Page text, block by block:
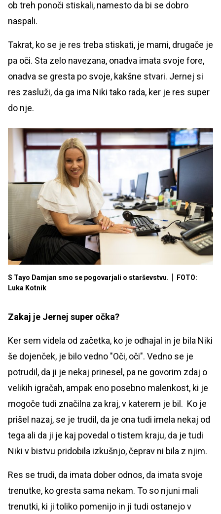
ob treh ponoči stiskali, namesto da bi se dobro
naspali.
Takrat, ko se je res treba stiskati, je mami, drugače je
pa oči. Sta zelo navezana, onadva imata svoje fore,
onadva se gresta po svoje, kakšne stvari. Jernej si
res zasluži, da ga ima Niki tako rada, ker je res super
do nje.
S Tayo Damjan smo se pogovarjali o starševstvu.
FOTO:
Luka Kotnik
Zakaj je Jernej super očka?
Ker sem videla od začetka, ko je odhajal in je bila Niki
še dojenček, je bilo vedno "Oči, oči". Vedno se je
potrudil, da ji je nekaj prinesel, pa ne govorim zdaj o
velikih igračah, ampak eno posebno malenkost, ki je
mogoče tudi značilna za kraj, v katerem je bil. Ko je
prišel nazaj, se je trudil, da je ona tudi imela nekaj od
tega ali da ji je kaj povedal o tistem kraju, da je tudi
Niki v bistvu pridobila izkušnjo, čeprav ni bila z njim.
Res se trudi, da imata dober odnos, da imata svoje
trenutke, ko gresta sama nekam. To so njuni mali
trenutki, ki ji toliko pomenijo in ji tudi ostanejo v